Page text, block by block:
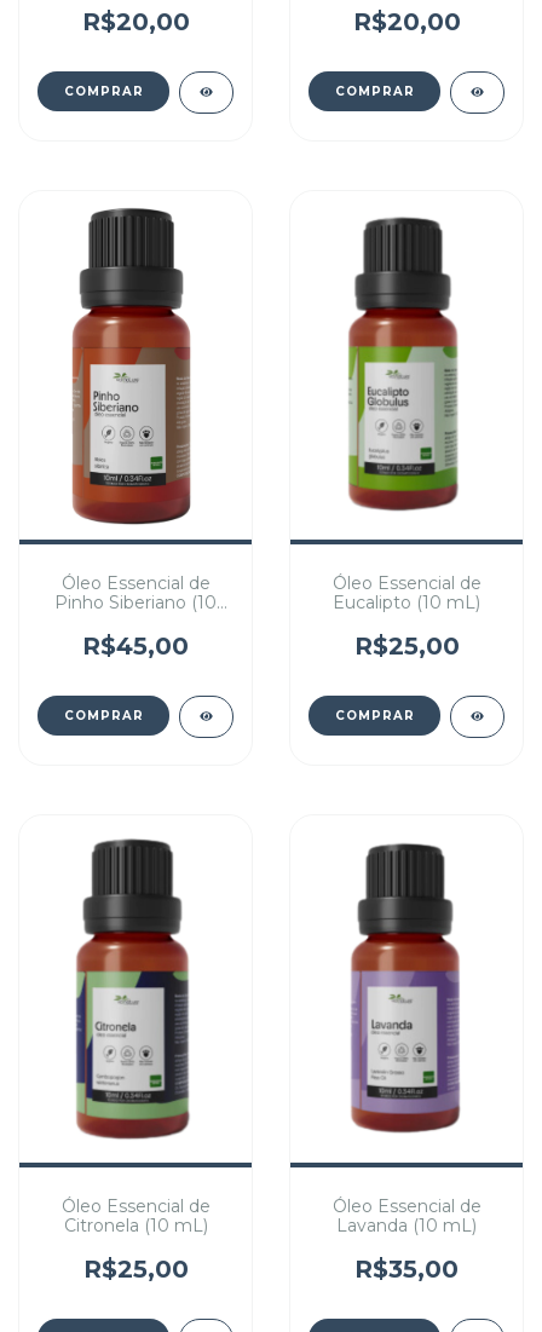
R$20,00 R$20,00
Óleo Essencial de
Pinho Siberiano (10
R$45,00
Óleo Essencial de
Eucalipto (10 mL)
R$25,00
Óleo Essencial de
Citronela (10 mL)
R$25,00
Óleo Essencial de
Lavanda (10 mL)
R$35,00